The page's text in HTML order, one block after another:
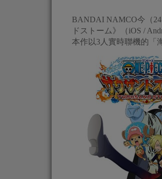
BANDAI NAMCO今（24
ドストーム》（iOS /
本作以3人實時聯機的「